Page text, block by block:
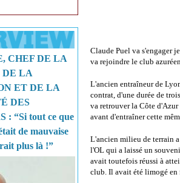
CHEF DE LA
DE LA
ET DE LA
DES
: “Si tout ce que
de mauvaise
plus là !”
Claude Puel va s'engager
va rejoindre le club
L'ancien entraîneur de
contrat, d'une durée de
va retrouver la Côte
avant d'entraîner cette
L'ancien milieu de terrain
l'OL qui a laissé un
avait toutefois réussi à
club. Il avait été limogé en